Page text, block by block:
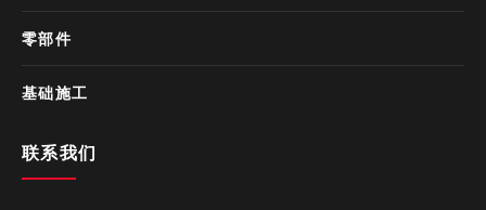
零部件
基础施工
联系我们